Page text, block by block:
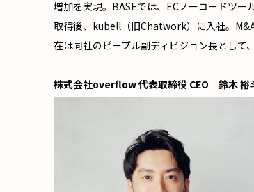
増加を実現。BASEでは、ECノーコードツ
取得後、kubell（旧Chatwork）に入社。
在は同社のピープル副ディビジョン長として
株式会社overflow 代表取締役 CEO 鈴木 裕